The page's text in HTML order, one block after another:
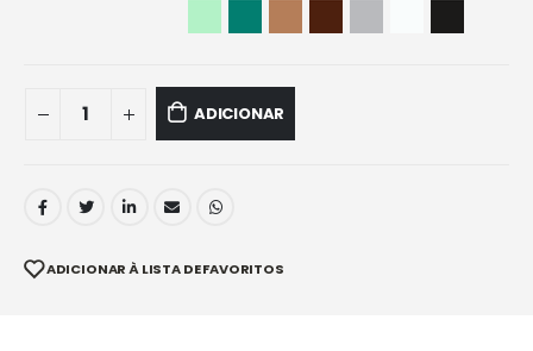
ADICIONAR
ADICIONAR À LISTA DE FAVORITOS